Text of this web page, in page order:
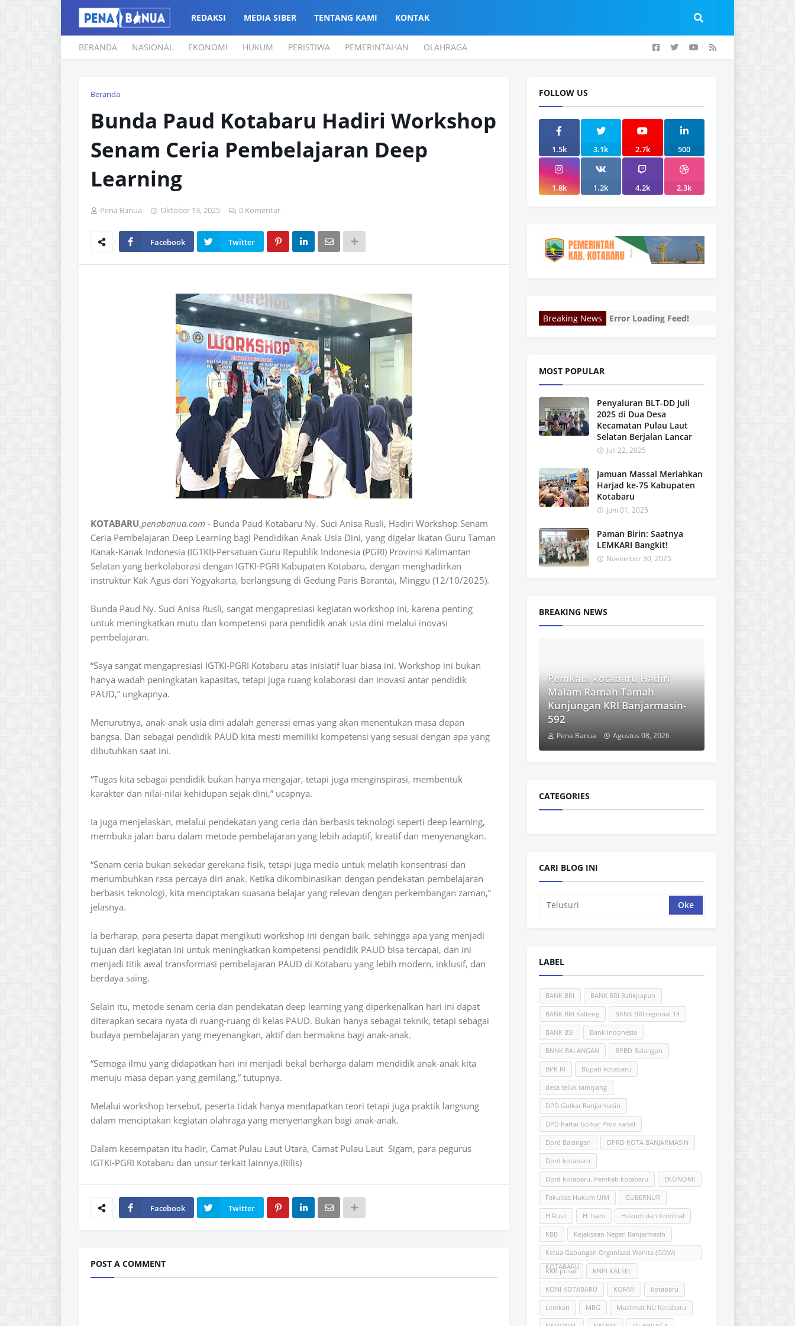
REDAKSI MEDIA SIBER TENTANG KAMI KONTAK
BERANDA NASIONAL EKONOMI HUKUM PERISTIWA PEMERINTAHAN OLAHRAGA
Beranda
Bunda Paud Kotabaru Hadiri Workshop
Senam Ceria Pembelajaran Deep
Learning
Pena Banua Oktober 13, 2025 0 Komentar
Facebook Twitter
KOTABARU,penabanua.com - Bunda Paud Kotabaru Ny. Suci Anisa Rusli, Hadiri Workshop Senam
Ceria Pembelajaran Deep Learning bagi Pendidikan Anak Usia Dini, yang digelar Ikatan Guru Taman
Kanak-Kanak Indonesia (IGTKI)-Persatuan Guru Republik Indonesia (PGRI) Provinsi Kalimantan
Selatan yang berkolaborasi dengan IGTKI-PGRI Kabupaten Kotabaru, dengan menghadirkan
instruktur Kak Agus dari Yogyakarta, berlangsung di Gedung Paris Barantai, Minggu (12/10/2025).
Bunda Paud Ny. Suci Anisa Rusli, sangat mengapresiasi kegiatan workshop ini, karena penting
untuk meningkatkan mutu dan kompetensi para pendidik anak usia dini melalui inovasi
pembelajaran.
“Saya sangat mengapresiasi IGTKI-PGRI Kotabaru atas inisiatif luar biasa ini. Workshop ini bukan
hanya wadah peningkatan kapasitas, tetapi juga ruang kolaborasi dan inovasi antar pendidik
PAUD,” ungkapnya.
Menurutnya, anak-anak usia dini adalah generasi emas yang akan menentukan masa depan
bangsa. Dan sebagai pendidik PAUD kita mesti memiliki kompetensi yang sesuai dengan apa yang
dibutuhkan saat ini.
“Tugas kita sebagai pendidik bukan hanya mengajar, tetapi juga menginspirasi, membentuk
karakter dan nilai-nilai kehidupan sejak dini,” ucapnya.
Ia juga menjelaskan, melalui pendekatan yang ceria dan berbasis teknologi seperti deep learning,
membuka jalan baru dalam metode pembelajaran yang lebih adaptif, kreatif dan menyenangkan.
“Senam ceria bukan sekedar gerekana fisik, tetapi juga media untuk melatih konsentrasi dan
menumbuhkan rasa percaya diri anak. Ketika dikombinasikan dengan pendekatan pembelajaran
berbasis teknologi, kita menciptakan suasana belajar yang relevan dengan perkembangan zaman,”
jelasnya.
Ia berharap, para peserta dapat mengikuti workshop ini dengan baik, sehingga apa yang menjadi
tujuan dari kegiatan ini untuk meningkatkan kompetensi pendidik PAUD bisa tercapai, dan ini
menjadi titik awal transformasi pembelajaran PAUD di Kotabaru yang lebih modern, inklusif, dan
berdaya saing.
Selain itu, metode senam ceria dan pendekatan deep learning yang diperkenalkan hari ini dapat
diterapkan secara nyata di ruang-ruang di kelas PAUD. Bukan hanya sebagai teknik, tetapi sebagai
budaya pembelajaran yang meyenangkan, aktif dan bermakna bagi anak-anak.
“Semoga ilmu yang didapatkan hari ini menjadi bekal berharga dalam mendidik anak-anak kita
menuju masa depan yang gemilang,” tutupnya.
Melalui workshop tersebut, peserta tidak hanya mendapatkan teori tetapi juga praktik langsung
dalam menciptakan kegiatan olahraga yang menyenangkan bagi anak-anak.
Dalam kesempatan itu hadir, Camat Pulau Laut Utara, Camat Pulau Laut Sigam, para pegurus
IGTKI-PGRI Kotabaru dan unsur terkait lainnya.(Rilis)
Facebook Twitter
POST A COMMENT
FOLLOW US
1.5k 3.1k 2.7k 500
1.8k 1.2k 4.2k 2.3k
Breaking News Error Loading Feed!
MOST POPULAR
Penyaluran BLT-DD Juli
2025 di Dua Desa
Kecamatan Pulau Laut
Selatan Berjalan Lancar
Juli 22, 2025
Jamuan Massal Meriahkan
Harjad ke-75 Kabupaten
Kotabaru
Juni 01, 2025
Paman Birin: Saatnya
LEMKARI Bangkit!
November 30, 2025
BREAKING NEWS
Pemkab. kotabaru Hadiri
Malam Ramah Tamah
Kunjungan KRI Banjarmasin-
592
Pena Banua Agustus 08, 2026
CATEGORIES
CARI BLOG INI
LABEL
BANK BRI BANK BRI Balikpapan
BANK BRI Kalteng BANK BRI regional 14
BANK BSI Bank Indonesia
BNNK BALANGAN BPBD Balangan
BPK RI Bupati kotabaru
desa teluk tamiyang
DPD Golkar Banjarmasin
DPD Partai Golkar Prov kalsel
Dprd Balangan DPRD KOTA BANJARMASIN
Dprd kotabaru
Dprd kotabaru. Pemkab kotabaru EKONOMI
Fakultas Hukum UlM GUBERNUR
H Rusli H. Isam Hukum dan Kriminal
KBB Kejaksaan Negeri Banjarmasin
Ketua Gabungan Organisasi Wanita (GOW)
KOTABARU
KKB pusat KNPI KALSEL
KONI KOTABARU KORMI kotabaru
Lemkari MBG Muslimat NU Kotabaru